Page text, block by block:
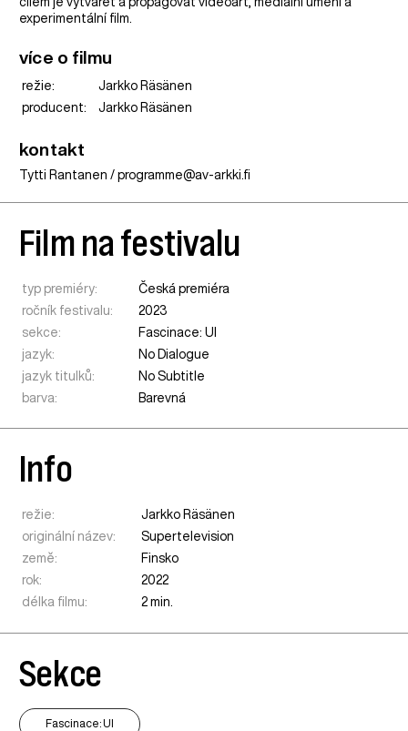
experimentální film.
více o filmu
režie:
Jarkko Räsänen
producent:
Jarkko Räsänen
kontakt
Tytti Rantanen / programme@av-arkki.fi
Film na festivalu
typ premiéry:
Česká premiéra
ročník festivalu:
2023
sekce:
Fascinace: UI
jazyk:
No Dialogue
jazyk titulků:
No Subtitle
barva:
Barevná
Info
režie:
Jarkko Räsänen
originální název:
Supertelevision
země:
Finsko
rok:
2022
délka filmu:
2 min.
Sekce
Fascinace: UI